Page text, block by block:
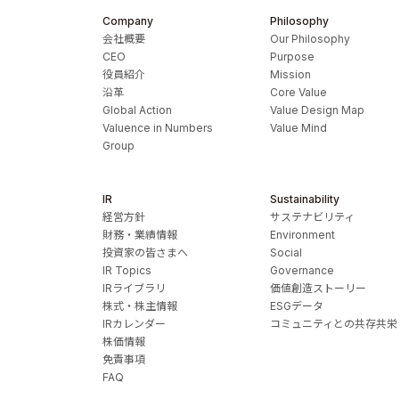
Company
会社概要
CEO
役員紹介
沿革
Global Action
Valuence in Numbers
Group
Philosophy
Our Philosophy
Purpose
Mission
Core Value
Value Design Map
Value Mind
IR
経営方針
財務・業績情報
投資家の皆さまへ
IR Topics
IRライブラリ
株式・株主情報
IRカレンダー
株価情報
免責事項
FAQ
Sustainability
サステナビリティ
Environment
Social
Governance
価値創造ストーリー
ESGデータ
コミュニティとの共存共栄